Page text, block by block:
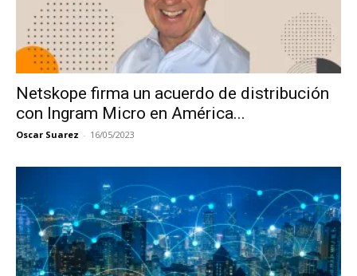
Netskope firma un acuerdo de distribución
con Ingram Micro en América...
Oscar Suarez - 16/05/2023